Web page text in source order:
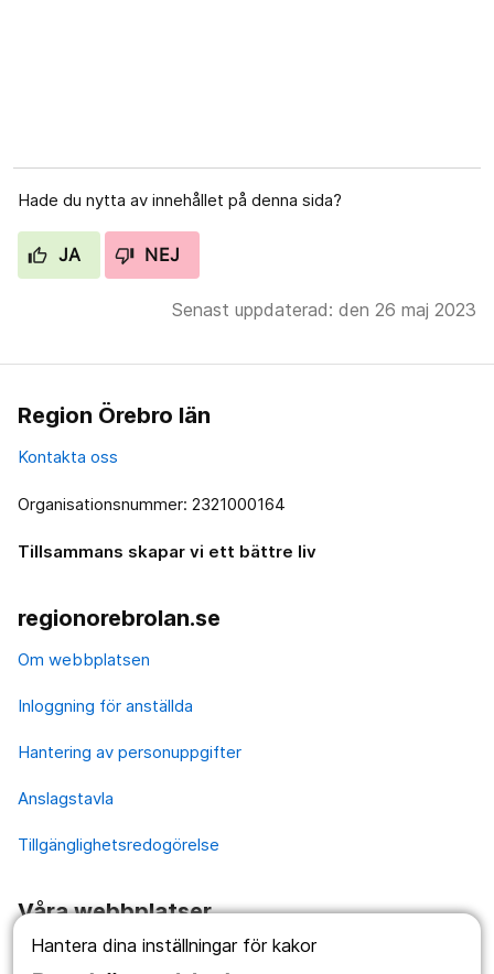
Hantera dina inställningar för kakor
Hade du nytta av innehållet på denna sida?
JA NEJ
Senast uppdaterad: den 26 maj 2023
Region Örebro län
Kontakta oss
Organisationsnummer: 2321000164
Tillsammans skapar vi ett bättre liv
regionorebrolan.se
Om webbplatsen
Inloggning för anställda
Hantering av personuppgifter
Anslagstavla
Tillgänglighetsredogörelse
Våra webbplatser
1177.se